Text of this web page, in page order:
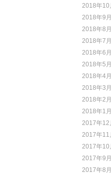
2018年10
2018年9月
2018年8月
2018年7月
2018年6月
2018年5月
2018年4月
2018年3月
2018年2月
2018年1月
2017年12
2017年11
2017年10
2017年9月
2017年8月